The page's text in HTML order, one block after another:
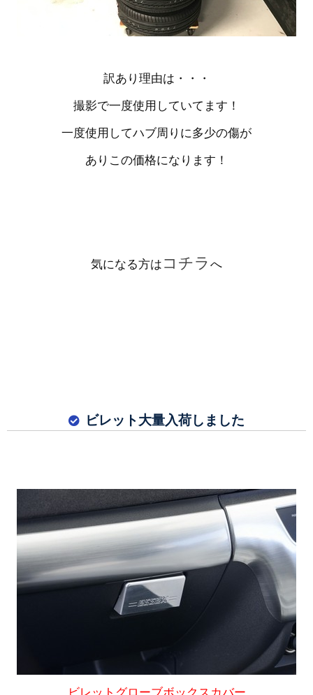
訳あり理由は・・・
撮影で一度使用していてます！
一度使用してハブ周りに多少の傷が
ありこの価格になります！
気になる方は コチラ へ
ビレット大量入荷しました